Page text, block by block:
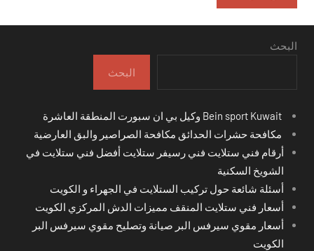
البحث
البحث
مكافحة حشرات الحدائق مكافحة الصراصير والبق العارضية
أرقام فني ستلايت فني رسيفر ستلايت أفضل فني ستلايت في
الشويخ السكنية
أسئلة شائعة حول تركيب الستلايت في الجهراء و الكويت
أسعار فني ستلايت المنقف مميزات الدش المركزي الكويت
أسعار مقوي سيرفس البر صيانة وتصليح مقوي سيرفس البر
الكويت